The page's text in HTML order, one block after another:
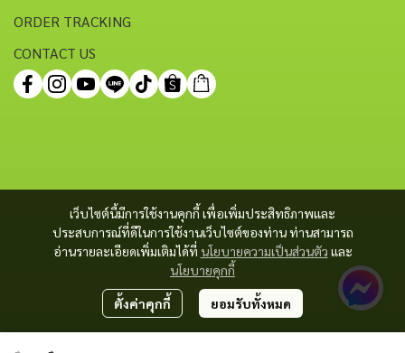
เว็บไซต์นี้มีการใช้งานคุกกี้ เพื่อเพิ่มประสิทธิภาพและ
ประสบการณ์ที่ดีในการใช้งานเว็บไซต์ของท่าน ท่านสามารถ
อ่านรายละเอียดเพิ่มเติมได้ที่ นโยบายความเป็นส่วนตัว และ
นโยบายคุกกี้
ตั้งค่าคุกกี้ ยอมรับทั้งหมด
ORDER TRACKING
CONTACT US